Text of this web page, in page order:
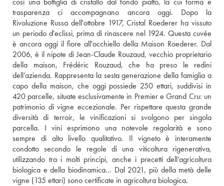
trasparenza ci accompagnano ancora oggi. Dopo la
Rivoluzione Russa dell'ottobre 1917, Cristal Roederer ha vissuto
un periodo d'eclissi, prima di rinascere nel 1924. Questa cuvée
è ancora oggi il fiore all'occhiello della Maison Roederer. Dal
2006, è il nipote di Jean-Claude Rouzaud, vecchio proprietario
della maison, Frédéric Rouzaud, che ha preso le redini
dell’azienda. Rappresenta la sesta generazione della famiglia a
capo della maison, che oggi possiede 250 ettari, suddivisi in
420 parcelle, situate esclusivamente in Premier e Grand Cru: un
patrimonio di vigne eccezionale. Per rispettare questa grande
diversità di terroir, le vinificazioni si svolgono per singola
parcella. I vini esprimono una notevole regolarità e sono
sempre di alto livello qualitativo. Il vigneto è interamente
condotto secondo le regole di una viticoltura rigenerativa,
utilizzando tra i molti principi, anche i precetti dell’agricoltura
biologica e della biodinamica… Dal 2021, più della metà delle
vigne (135 ettari) sono certificate in agricoltura biologica.